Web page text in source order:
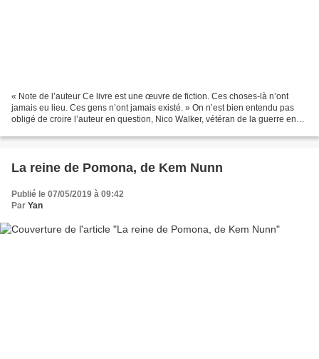
« Note de l’auteur Ce livre est une œuvre de fiction. Ces choses-là n’ont
jamais eu lieu. Ces gens n’ont jamais existé. » On n’est bien entendu pas
obligé de croire l’auteur en question, Nico Walker, vétéran de la guerre en
La reine de Pomona, de Kem Nunn
Publié le 07/05/2019 à 09:42
Par Yan